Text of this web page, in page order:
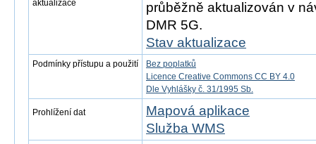
aktualizace
průběžně aktualizován v
DMR 5G.
Stav aktualizace
Podmínky přístupu a použití
Bez poplatků
Licence Creative Commons CC BY 4.0
Dle Vyhlášky č. 31/1995 Sb.
Prohlížení dat
Mapová aplikace
Služba WMS